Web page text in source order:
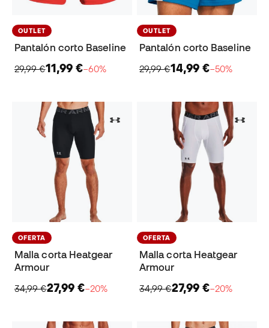
OUTLET
Pantalón corto Baseline
29,99 €11,99 €−60%
OUTLET
Pantalón corto Baseline
29,99 €14,99 €−50%
OFERTA
Malla corta Heatgear
Armour
34,99 €27,99 €−20%
OFERTA
Malla corta Heatgear
Armour
34,99 €27,99 €−20%